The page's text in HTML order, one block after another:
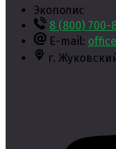
Экополис
8 (800) 700-
E-mail:
г.